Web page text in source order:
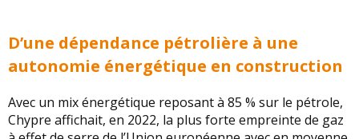
D’une dépendance pétrolière à une
autonomie énergétique en construction
Avec un mix énergétique reposant à 85 % sur le pétrole,
Chypre affichait, en 2022, la plus forte empreinte de gaz